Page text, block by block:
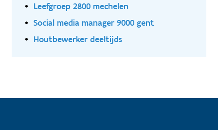
Leefgroep 2800 mechelen
Social media manager 9000 gent
Houtbewerker deeltijds